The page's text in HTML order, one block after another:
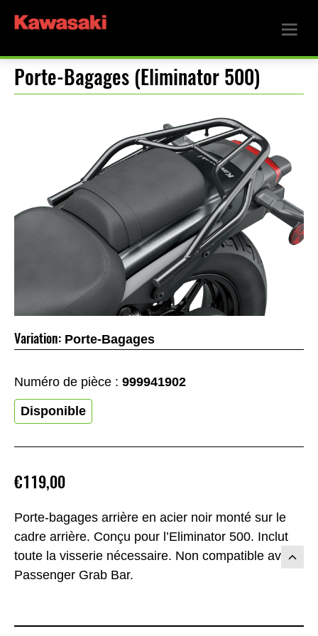
Porte-Bagages (Eliminator 500)
Porte-bagages arrière en acier noir monté sur le
cadre arrière. Conçu pour l’Eliminator 500. Inclut
toute la visserie nécessaire. Non compatible avec
Passenger Grab Bar.
€119,00
Variation: Porte-Bagages
Numéro de pièce : 999941902
Disponible